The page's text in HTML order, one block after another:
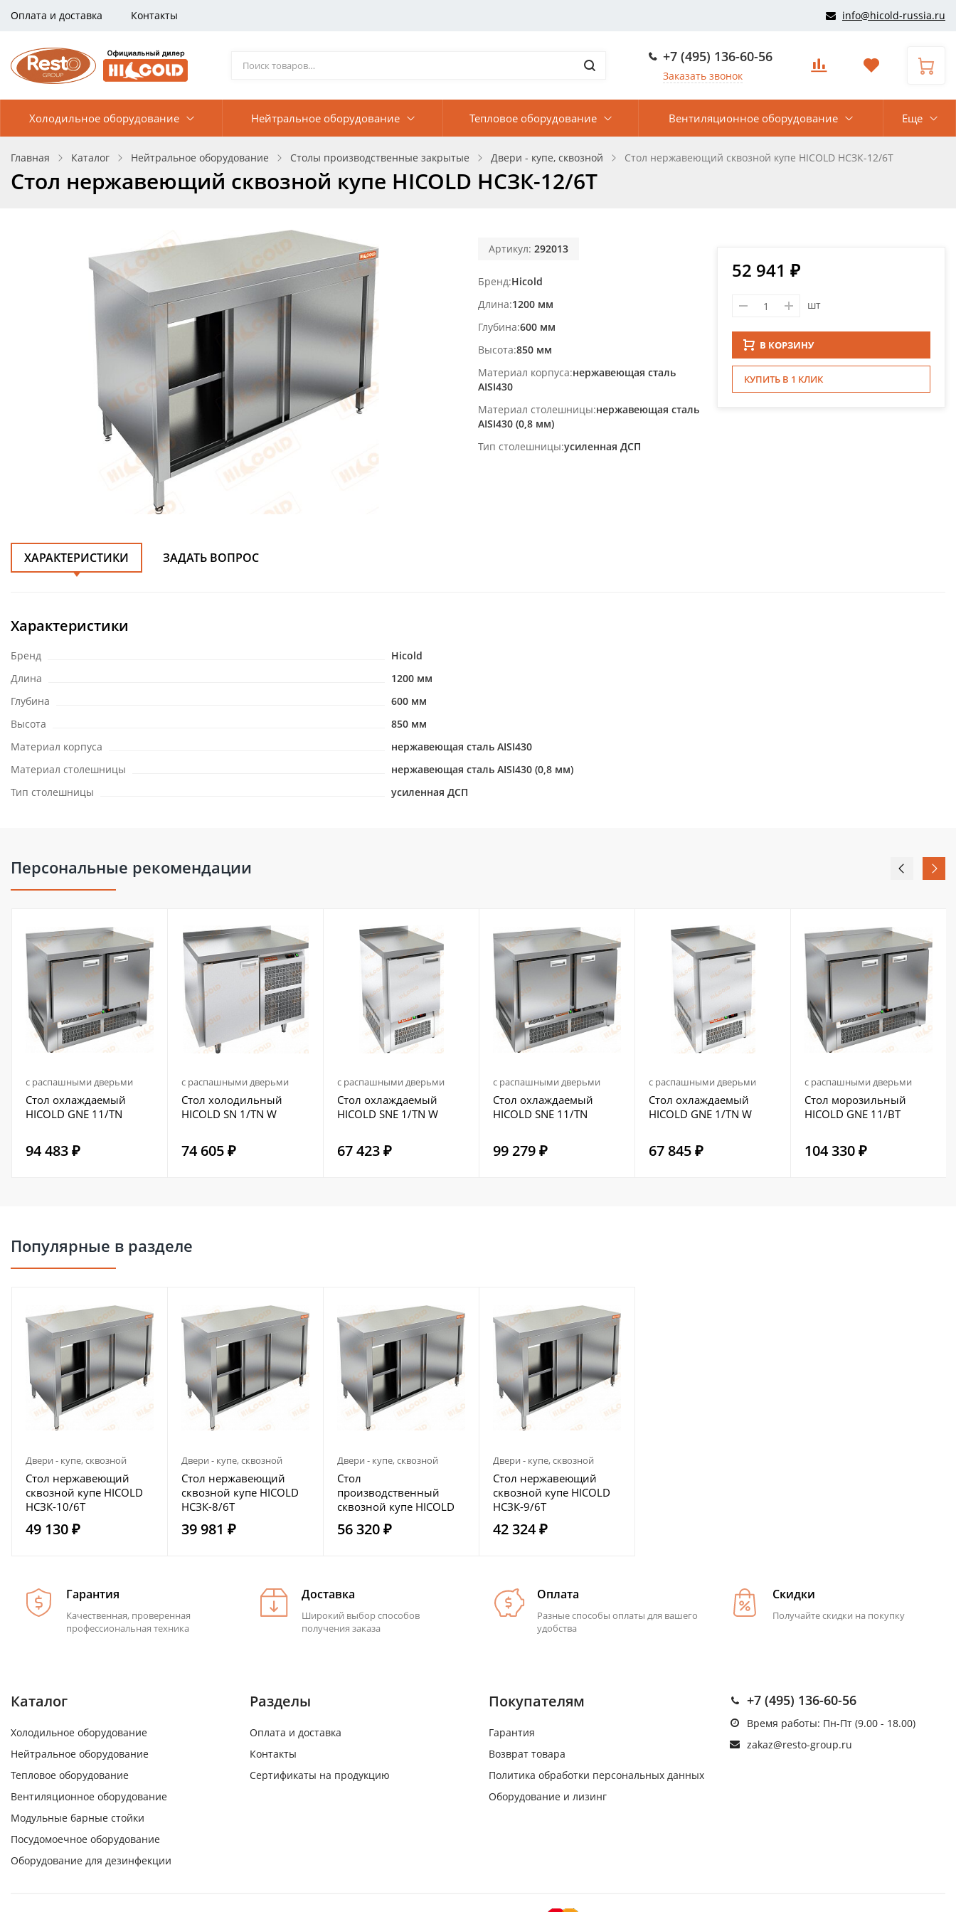
Оплата и доставка Контакты info@hicold-russia.ru
+7 (495) 136-60-56
Заказать звонок
Холодильное оборудование Нейтральное оборудование Тепловое оборудование Вентиляционное оборудование Еще
Главная Каталог Нейтральное оборудование Столы производственные закрытые Двери - купе, сквозной Стол нержавеющий сквозной купе HICOLD НСЗК-12/6Т
Стол нержавеющий сквозной купе HICOLD НСЗК-12/6Т
Артикул: 292013
Бренд Hicold
Длина 1200 мм
Глубина 600 мм
Высота 850 мм
Материал корпуса нержавеющая сталь
AISI430
Материал столешницы нержавеющая сталь
AISI430 (0,8 мм)
Тип столешницы усиленная ДСП
52 941 ₽
шт
В КОРЗИНУ
КУПИТЬ В 1 КЛИК
ХАРАКТЕРИСТИКИ ЗАДАТЬ ВОПРОС
Характеристики
Бренд
Hicold
Длина
1200 мм
Глубина
600 мм
Высота
850 мм
Материал корпуса
нержавеющая сталь AISI430
Материал столешницы
нержавеющая сталь AISI430 (0,8 мм)
Тип столешницы
усиленная ДСП
Персональные рекомендации
с распашными дверьми
Стол охлаждаемый
HICOLD GNE 11/TN
94 483 ₽
с распашными дверьми
Стол холодильный
HICOLD SN 1/TN W
74 605 ₽
с распашными дверьми
Стол охлаждаемый
HICOLD SNE 1/TN W
67 423 ₽
с распашными дверьми
Стол охлаждаемый
HICOLD SNE 11/TN
99 279 ₽
с распашными дверьми
Стол охлаждаемый
HICOLD GNE 1/TN W
67 845 ₽
с распашными дверьми
Стол морозильный
HICOLD GNE 11/BT
104 330 ₽
Популярные в разделе
Двери - купе, сквозной
Стол нержавеющий
сквозной купе HICOLD
НСЗК-10/6Т
49 130 ₽
Двери - купе, сквозной
Стол нержавеющий
сквозной купе HICOLD
НСЗК-8/6Т
39 981 ₽
Двери - купе, сквозной
Стол
производственный
сквозной купе HICOLD
НСЗК-12/7Т
56 320 ₽
Двери - купе, сквозной
Стол нержавеющий
сквозной купе HICOLD
НСЗК-9/6Т
42 324 ₽
Гарантия
Качественная, проверенная
профессиональная техника
Доставка
Широкий выбор способов
получения заказа
Оплата
Разные способы оплаты для вашего
удобства
Скидки
Получайте скидки на покупку
Каталог
Холодильное оборудование
Нейтральное оборудование
Тепловое оборудование
Вентиляционное оборудование
Модульные барные стойки
Посудомоечное оборудование
Оборудование для дезинфекции
Разделы
Оплата и доставка
Контакты
Сертификаты на продукцию
Покупателям
Гарантия
Возврат товара
Политика обработки персональных данных
Оборудование и лизинг
+7 (495) 136-60-56
Время работы: Пн-Пт (9.00 - 18.00)
zakaz@resto-group.ru